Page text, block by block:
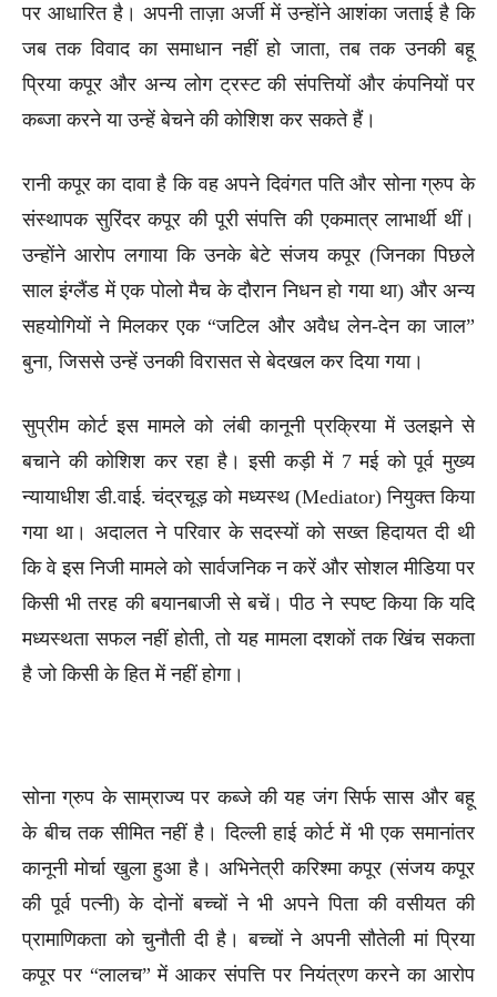
पर आधारित है। अपनी ताज़ा अर्जी में उन्होंने आशंका जताई है कि
जब तक विवाद का समाधान नहीं हो जाता, तब तक उनकी बहू
प्रिया कपूर और अन्य लोग ट्रस्ट की संपत्तियों और कंपनियों पर
कब्जा करने या उन्हें बेचने की कोशिश कर सकते हैं।
रानी कपूर का दावा है कि वह अपने दिवंगत पति और सोना ग्रुप के
संस्थापक सुरिंदर कपूर की पूरी संपत्ति की एकमात्र लाभार्थी थीं।
उन्होंने आरोप लगाया कि उनके बेटे संजय कपूर (जिनका पिछले
साल इंग्लैंड में एक पोलो मैच के दौरान निधन हो गया था) और अन्य
सहयोगियों ने मिलकर एक “जटिल और अवैध लेन-देन का जाल”
बुना, जिससे उन्हें उनकी विरासत से बेदखल कर दिया गया।
सुप्रीम कोर्ट इस मामले को लंबी कानूनी प्रक्रिया में उलझने से
बचाने की कोशिश कर रहा है। इसी कड़ी में 7 मई को पूर्व मुख्य
न्यायाधीश डी.वाई. चंद्रचूड़ को मध्यस्थ (Mediator) नियुक्त किया
गया था। अदालत ने परिवार के सदस्यों को सख्त हिदायत दी थी
कि वे इस निजी मामले को सार्वजनिक न करें और सोशल मीडिया पर
किसी भी तरह की बयानबाजी से बचें। पीठ ने स्पष्ट किया कि यदि
मध्यस्थता सफल नहीं होती, तो यह मामला दशकों तक खिंच सकता
है जो किसी के हित में नहीं होगा।
सोना ग्रुप के साम्राज्य पर कब्जे की यह जंग सिर्फ सास और बहू
के बीच तक सीमित नहीं है। दिल्ली हाई कोर्ट में भी एक समानांतर
कानूनी मोर्चा खुला हुआ है। अभिनेत्री करिश्मा कपूर (संजय कपूर
की पूर्व पत्नी) के दोनों बच्चों ने भी अपने पिता की वसीयत की
प्रामाणिकता को चुनौती दी है। बच्चों ने अपनी सौतेली मां प्रिया
कपूर पर “लालच” में आकर संपत्ति पर नियंत्रण करने का आरोप